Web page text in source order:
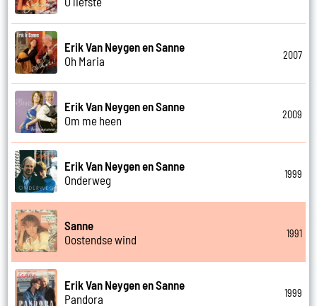
Erik Van Neygen en Sanne
Oh Maria
2007
Erik Van Neygen en Sanne
Om me heen
2009
Erik Van Neygen en Sanne
Onderweg
1999
Sanne
Oostendse wind
1991
Erik Van Neygen en Sanne
Pandora
1999